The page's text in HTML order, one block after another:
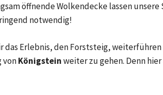
öffnende Wolkendecke lassen
notwendig!
das Erlebnis, den Forststeig,
vonKönigsteinweiter zu gehen. Denn